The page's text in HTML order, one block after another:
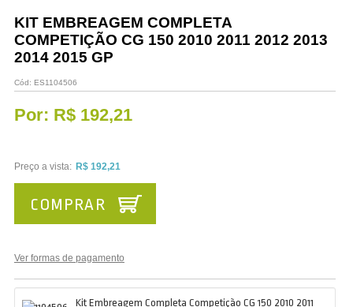
Promoções
KIT EMBREAGEM COMPLETA
COMPETIÇÃO CG 150 2010 2011 2012 2013
2014 2015 GP
Cód: ES1104506
Por: R$ 192,21
Preço a vista: R$ 192,21
Ver formas de pagamento
Kit Embreagem Completa Competição CG 150 2010 2011
COMPRAR